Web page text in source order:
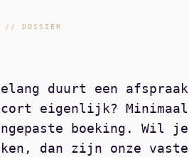
// DOSSIER
duurt een
eigenlijk?
boeking. Wil
dan zijn onze